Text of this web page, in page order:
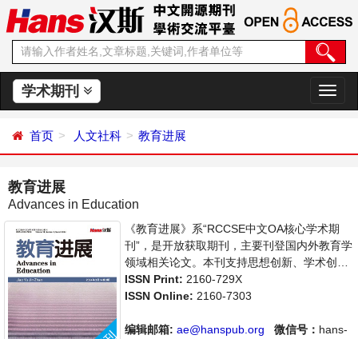
学术期刊
切
换
首页 人文社科 教育进展
教育进展
Advances in Education
《教育进展》系“RCCSE中文OA核心学术期
刊”，是开放获取期刊，主要刊登国内外教育学
领域相关论文。本刊支持思想创新、学术创
新，倡导科学，繁荣学术，集学术性、思想性
为一体，旨在给世界范围内的科学家、学者、
域内不同方向问题与发展的交流平台。
ISSN Print: 2160-729X
ISSN Online: 2160-7303
编辑邮箱: ae@hanspub.org 微信号： hans-